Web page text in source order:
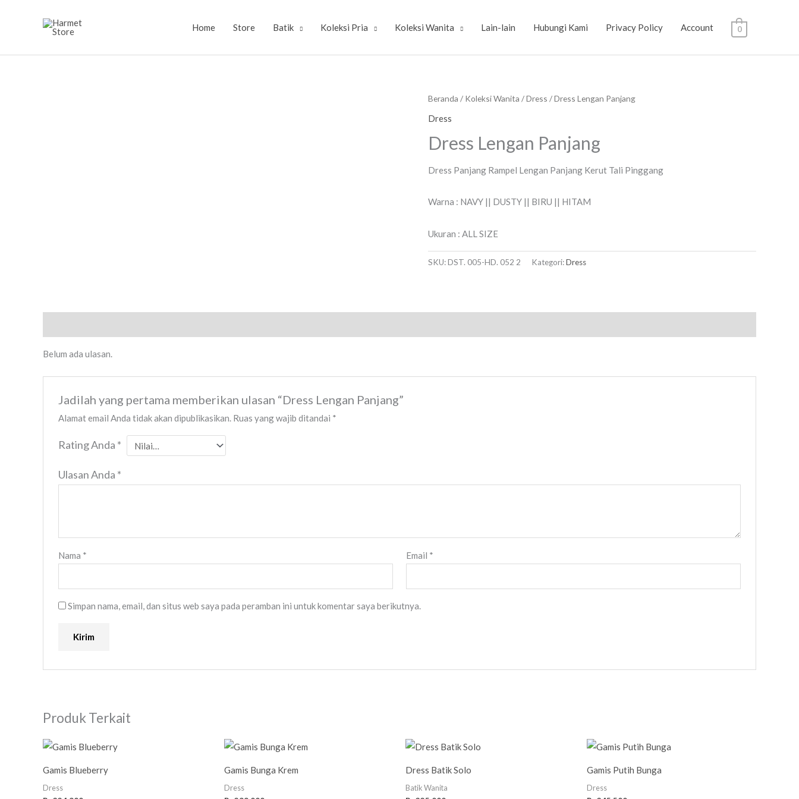
Home Store Batik Koleksi Pria Koleksi Wanita Lain-lain Hubungi Kami Privacy Policy Account 0
Beranda / Koleksi Wanita /Dress / Dress Lengan Panjang
Dress
Dress Lengan Panjang
Dress Panjang Rampel Lengan Panjang Kerut Tali Pinggang
Warna : NAVY || DUSTY || BIRU || HITAM
Ukuran : ALL SIZE
SKU:DST. 005-HD. 052 2 Kategori:Dress
Belum ada ulasan.
Jadilah yang pertama memberikan ulasan “Dress Lengan Panjang”
Alamat email Anda tidak akan dipublikasikan. Ruas yang wajib ditandai *
Rating Anda *
Ulasan Anda *
Nama * Email *
Simpan nama, email, dan situs web saya pada peramban ini untuk komentar saya berikutnya.
Produk Terkait
Gamis Blueberry
Dress
Gamis Bunga Krem
Dress
Dress Batik Solo
Batik Wanita
Gamis Putih Bunga
Dress